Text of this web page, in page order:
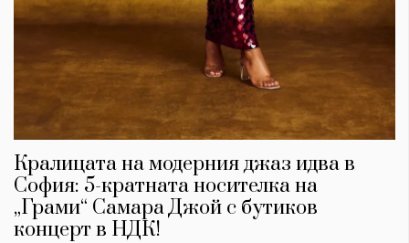
Кралицата на модерния джаз идва в
София: 5-кратната носителка на
„Грами“ Самара Джой с бутиков
концерт в НДК!